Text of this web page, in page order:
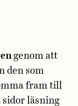
genom att
den som
fram till
läsning